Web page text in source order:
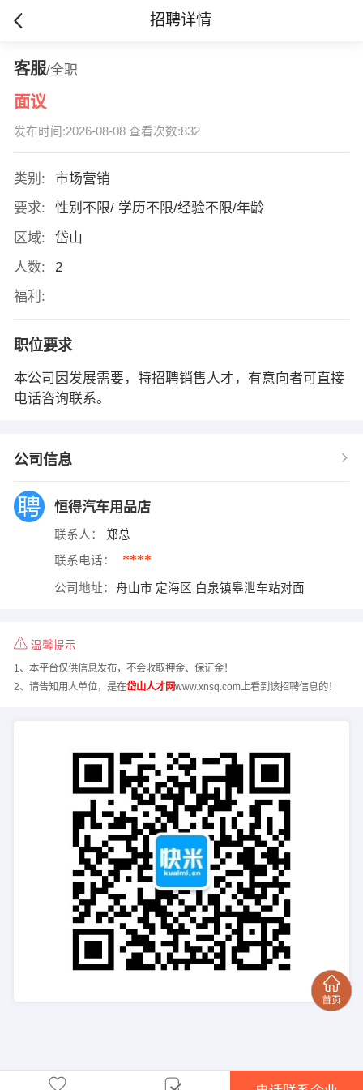
招聘详情
客服/全职
面议
发布时间:2026-08-08 查看次数:832
类别:
市场营销
要求:
性别不限/ 学历不限/经验不限/年龄
区域:
岱山
人数:
2
福利:
职位要求
本公司因发展需要，特招聘销售人才，有意向者可直接
电话咨询联系。
公司信息
恒得汽车用品店
联系人： 郑总
联系电话： ****
公司地址： 舟山市 定海区 白泉镇皋泄车站对面
温馨提示
1、本平台仅供信息发布，不会收取押金、保证金！
2、请告知用人单位，是在岱山人才网www.xnsq.com上看到该招聘信息的！